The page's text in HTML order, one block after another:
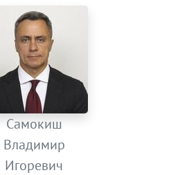
Самокиш
Владимир
Игоревич